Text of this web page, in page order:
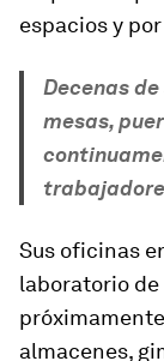
espacios y
Decenas
mesas,
Sus oficinas
laboratorio
almacenes,